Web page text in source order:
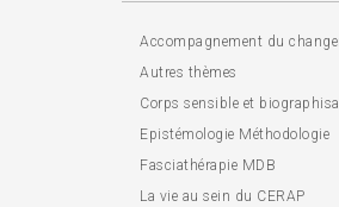
Accompagnement du
Autres thèmes
Corps sensible et
Epistémologie Méthodologie
Fasciathérapie MDB
La vie au sein du CERAP